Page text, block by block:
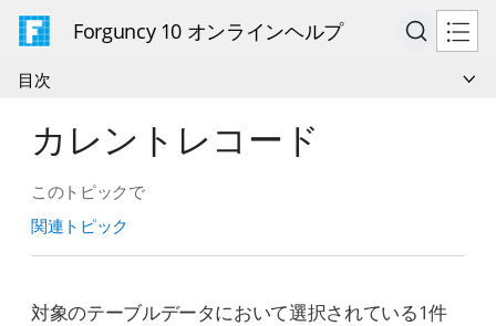
Forguncy 10 オンラインヘルプ
目次
カレントレコード
このトピックで
関連トピック
対象のテーブルデータにおいて選択されている1件